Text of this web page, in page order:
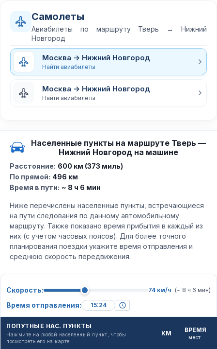
Самолеты
Авиабилеты по маршруту Тверь → Нижний
Новгород
Москва → Нижний Новгород
Найти авиабилеты
Москва → Нижний Новгород
Найти авиабилеты
Населенные пункты на маршруте Тверь —
Нижний Новгород на машине
Расстояние: 600 км (373 миль)
По прямой: 496 км
Время в пути: ~ 8 ч 6 мин
Ниже перечислены населенные пункты, встречающиеся
на пути следования по данному автомобильному
маршруту. Также показано время прибытия в каждый из
них (с учетом часовых поясов). Для более точного
планирования поездки укажите время отправления и
среднюю скорость передвижения.
Скорость: 74 км/ч (~ 8 ч 6 мин)
Время отправления:
ПОПУТНЫЕ НАС. ПУНКТЫ
Нажмите на любой населенный пункт, чтобы
посмотреть его на карте
КМ ВРЕМЯ
мест.